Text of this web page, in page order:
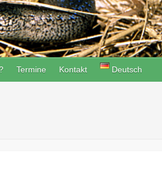
Termine Kontakt Deutsch